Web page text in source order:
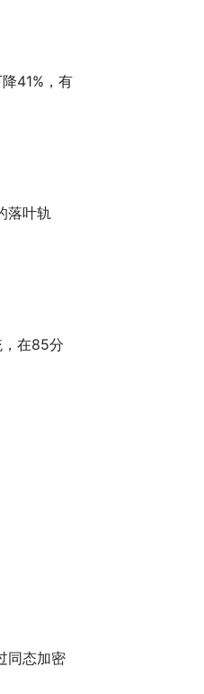
41%，有
落叶轨
，在85分
同态加密